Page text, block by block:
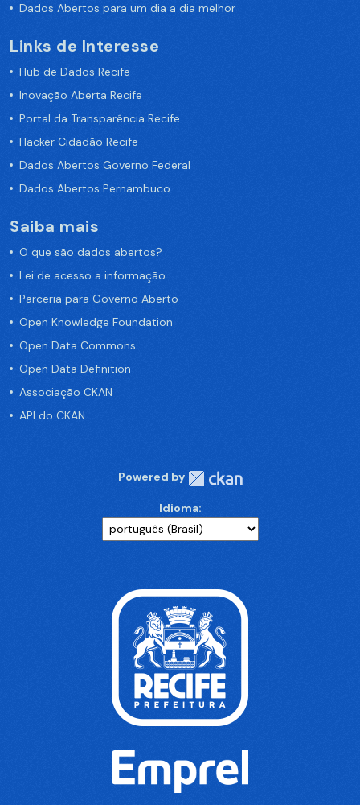
Dados Abertos para um dia a dia melhor
Links de Interesse
Hub de Dados Recife
Inovação Aberta Recife
Portal da Transparência Recife
Hacker Cidadão Recife
Dados Abertos Governo Federal
Dados Abertos Pernambuco
Saiba mais
O que são dados abertos?
Lei de acesso a informação
Parceria para Governo Aberto
Open Knowledge Foundation
Open Data Commons
Open Data Definition
Associação CKAN
API do CKAN
Powered by
Idioma